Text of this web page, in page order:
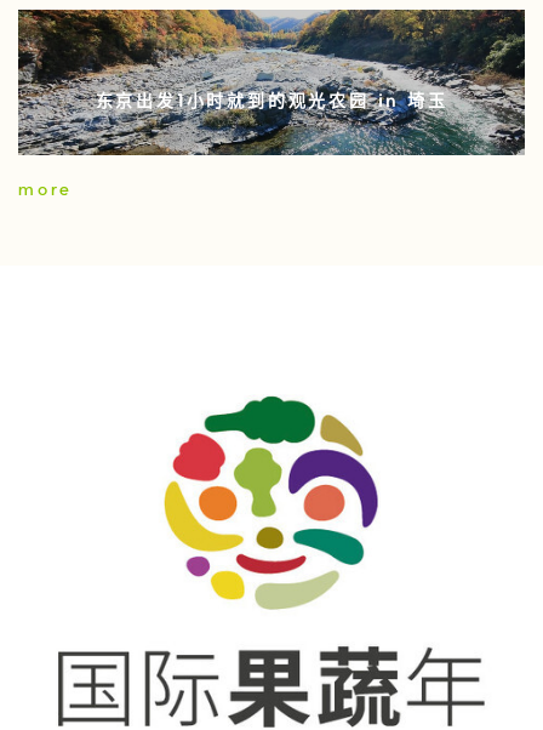
东京出发1小时就到的观光农园 in 埼玉
more